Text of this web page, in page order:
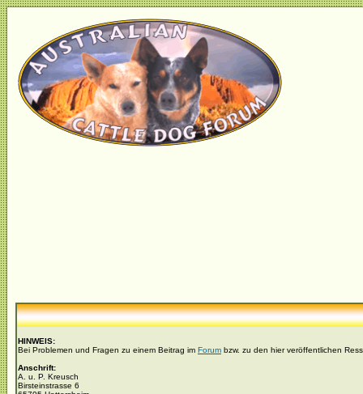
HINWEIS:
Bei Problemen und Fragen zu einem Beitrag im Forum bzw. zu den hier veröffentlichen
Anschrift:
A. u. P. Kreusch
Birsteinstrasse 6